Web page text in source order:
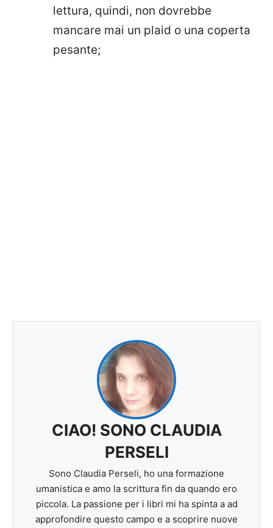
lettura, quindi, non dovrebbe
mancare mai un plaid o una coperta
pesante;
CIAO! SONO CLAUDIA
PERSELI
Sono Claudia Perseli, ho una formazione
umanistica e amo la scrittura fin da quando ero
piccola. La passione per i libri mi ha spinta a ad
approfondire questo campo e a scoprire nuove